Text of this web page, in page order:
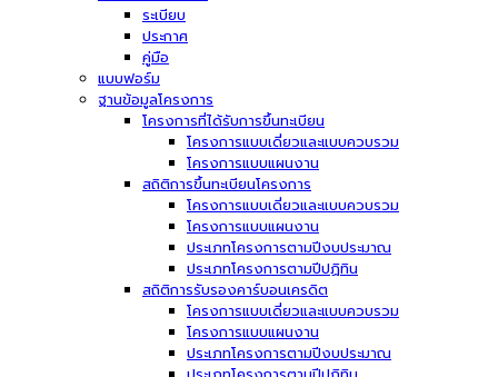
ระเบียบ
ประกาศ
คู่มือ
แบบฟอร์ม
ฐานข้อมูลโครงการ
โครงการที่ได้รับการขึ้นทะเบียน
โครงการแบบเดี่ยวและแบบควบรวม
โครงการแบบแผนงาน
สถิติการขึ้นทะเบียนโครงการ
โครงการแบบเดี่ยวและแบบควบรวม
โครงการแบบแผนงาน
ประเภทโครงการตามปีงบประมาณ
ประเภทโครงการตามปีปฏิทิน
สถิติการรับรองคาร์บอนเครดิต
โครงการแบบเดี่ยวและแบบควบรวม
โครงการแบบแผนงาน
ประเภทโครงการตามปีงบประมาณ